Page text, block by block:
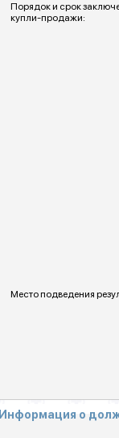
Порядок и срок
купли-продажи:
Место подведения
Информация о